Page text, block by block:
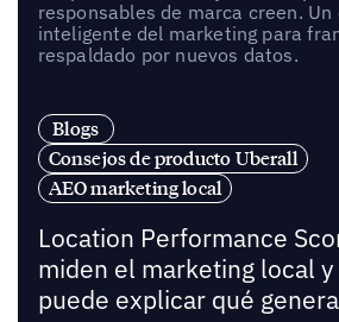
responsables de marca creen. Un
inteligente del marketing para
respaldado por nuevos datos.
Blogs
Consejos de producto Uberall
AEO marketing local
Location Performance
miden el marketing local y
puede explicar qué genera